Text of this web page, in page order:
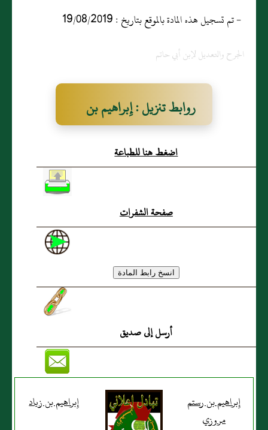
- تم تسجيل هذه المادة بالموقع بتاريخ : 19/08/2019
الجرح والتعديل لإبن أبي حاتم
روابط تنزيل : إِبراهيم بن
الزبرقان التَّميمي
اضغط هنا للطباعة
صفحة الشفرات
أرسل إلى صديق
إِبراهيم بن رستم
مروزي
إِبراهيم بن زياد